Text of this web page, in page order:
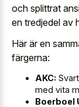
och splittrat
en tredjedel av
Här är en
färgerna:
AKC:
med vita
Boerboel